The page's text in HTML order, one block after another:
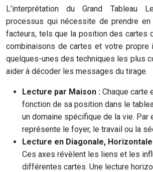
L’interprétation du Grand Tableau
processus qui nécessite de prendre
facteurs, tels que la position des cartes
combinaisons de cartes et votre propre
quelques-unes des techniques les plus
aider à décoder les messages du tirage.
Lecture par Maison : Chaque carte
fonction de sa position dans le
un domaine spécifique de la vie. Par
représente le foyer, le travail ou la
Lecture en Diagonale,
Ces axes révèlent les liens et les
différentes cartes. Une lecture